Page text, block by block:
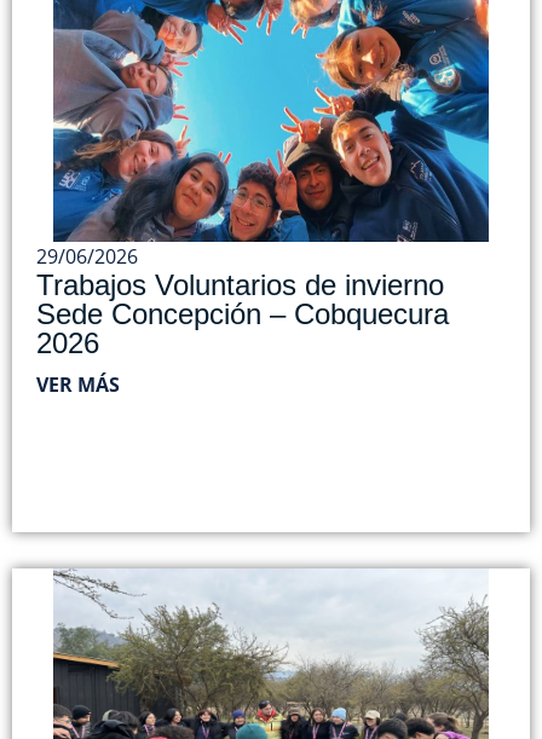
29/06/2026
Trabajos Voluntarios de invierno
Sede Concepción – Cobquecura
2026
VER MÁS